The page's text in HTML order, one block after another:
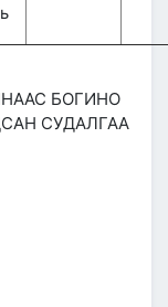
БОГИНО
СУДАЛГАА